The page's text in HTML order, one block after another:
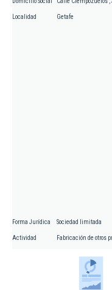
Localidad Getafe
Forma Jurídica Sociedad limitada
Actividad Fabricación de otros